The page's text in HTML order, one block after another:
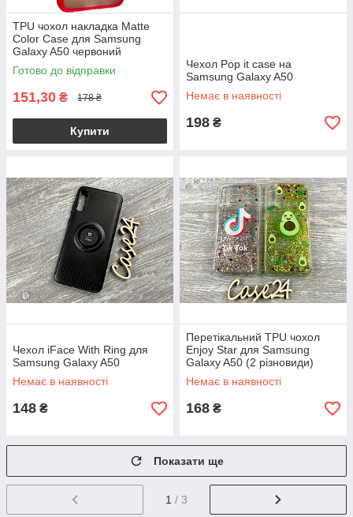
TPU чохол накладка Matte
Color Case для Samsung
Galaxy A50 червоний
Готово до відправки
151,30 ₴ 178 ₴
Купити
Чехол Pop it case на
Samsung Galaxy A50
Немає в наявності
198 ₴
Чехол iFace With Ring для
Samsung Galaxy A50
Немає в наявності
148 ₴
Перетікальний TPU чохол
Enjoy Star для Samsung
Galaxy A50 (2 різновиди)
Немає в наявності
168 ₴
Показати ще
1 / 3